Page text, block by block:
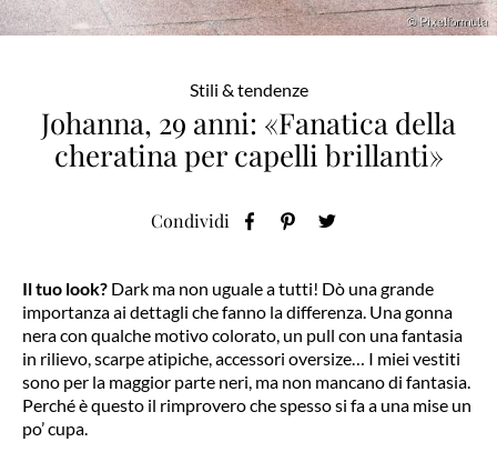
Stili & tendenze
Johanna, 29 anni: «Fanatica della
cheratina per capelli brillanti»
Condividi
Il tuo look? Dark ma non uguale a tutti! Dò una grande
importanza ai dettagli che fanno la differenza. Una gonna
nera con qualche motivo colorato, un pull con una fantasia
in rilievo, scarpe atipiche, accessori oversize… I miei vestiti
sono per la maggior parte neri, ma non mancano di fantasia.
Perché è questo il rimprovero che spesso si fa a una mise un
po’ cupa.